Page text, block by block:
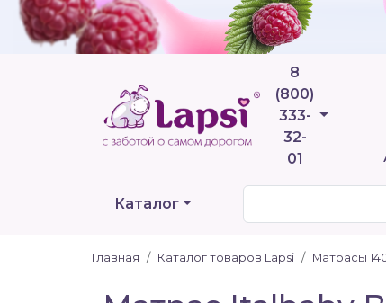
8
(800)
333-
32-
01
Каталог
Главная Каталог товаров Lapsi Матрасы